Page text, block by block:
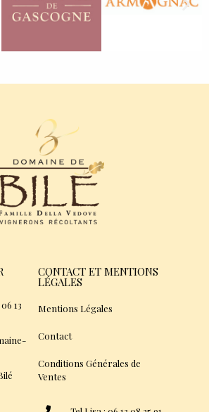
13
CONTACT ET MENTIONS
LÉGALES
Mentions Légales
Contact
Conditions Générales de
Ventes